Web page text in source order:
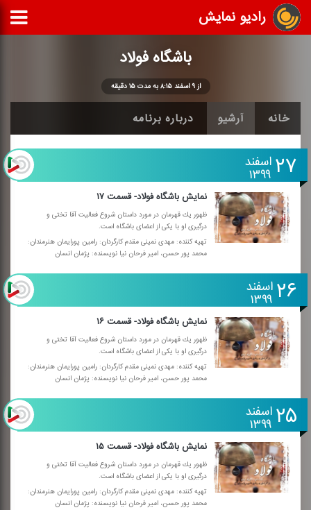
رادیو نمایش
باشگاه فولاد
از ۹ اسفند ۸:۱۵ به مدت ۱۵ دقیقه
خانه آرشیو درباره برنامه
۲۷اسفند
۱۳۹۹
نمایش باشگاه فولاد- قسمت ۱۷
ظهور یك قهرمان در مورد داستان شروع فعالیت آقا تختی و
درگیری او با یكی از اعضای باشگاه است.
تهیه كننده: مهدی نمینی مقدم كارگردان: رامین پورایمان هنرمندان:
محمد پور حسن، امیر فرحان نیا نویسنده: پژمان انسان
۲۶اسفند
۱۳۹۹
نمایش باشگاه فولاد- قسمت ۱۶
ظهور یك قهرمان در مورد داستان شروع فعالیت آقا تختی و
درگیری او با یكی از اعضای باشگاه است.
تهیه كننده: مهدی نمینی مقدم كارگردان: رامین پورایمان هنرمندان:
محمد پور حسن، امیر فرحان نیا نویسنده: پژمان انسان
۲۵اسفند
۱۳۹۹
نمایش باشگاه فولاد- قسمت ۱۵
ظهور یك قهرمان در مورد داستان شروع فعالیت آقا تختی و
درگیری او با یكی از اعضای باشگاه است.
تهیه كننده: مهدی نمینی مقدم كارگردان: رامین پورایمان هنرمندان:
محمد پور حسن، امیر فرحان نیا نویسنده: پژمان انسان